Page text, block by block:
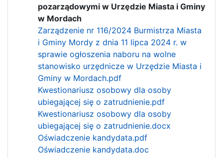
pozarządowymi w Urzędzie Miasta i Gminy
w Mordach
Zarządzenie nr 116/2024 Burmistrza Miasta
i Gminy Mordy z dnia 11 lipca 2024 r. w
sprawie ogłoszenia naboru na wolne
stanowisko urzędnicze w Urzędzie Miasta i
Gminy w Mordach.pdf
Kwestionariusz osobowy dla osoby
ubiegającej się o zatrudnienie.pdf
Kwestionariusz osobowy dla osoby
ubiegającej się o zatrudnienie.docx
Oświadczenie kandydata.pdf
Oświadczenie kandydata.doc